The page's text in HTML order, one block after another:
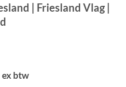
| Friesland Vlag |
ex btw